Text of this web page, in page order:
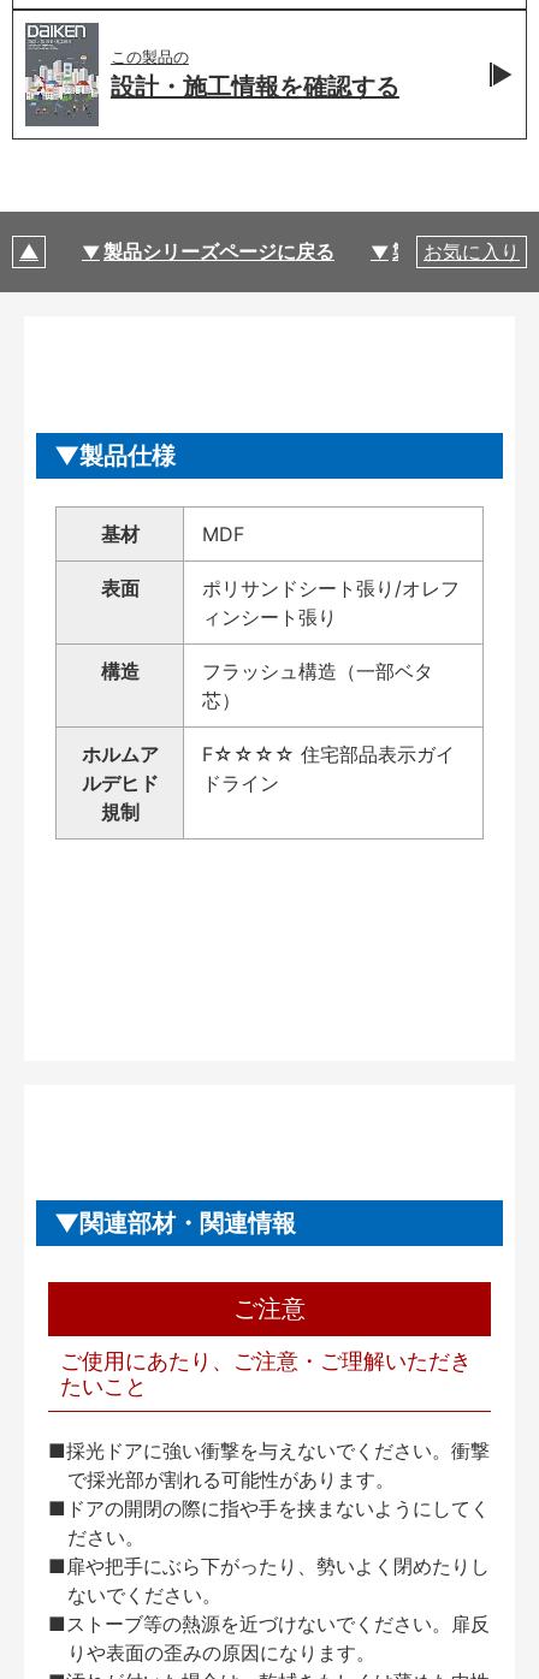
この製品の
設計・施工情報を確認する
製品シリーズページに戻る 製品仕様
お気に入り
製品仕様
基材 MDF
表面
ポリサンドシート張り/オレフ
ィンシート張り
構造
フラッシュ構造（一部ベタ
芯）
ホルムア
ルデヒド
規制
F☆☆☆☆ 住宅部品表示ガイ
ドライン
関連部材・関連情報
ご注意
ご使用にあたり、ご注意・ご理解いただき
たいこと
■採光ドアに強い衝撃を与えないでください。衝撃
で採光部が割れる可能性があります。
■ドアの開閉の際に指や手を挟まないようにしてく
ださい。
■扉や把手にぶら下がったり、勢いよく閉めたりし
ないでください。
■ストーブ等の熱源を近づけないでください。扉反
りや表面の歪みの原因になります。